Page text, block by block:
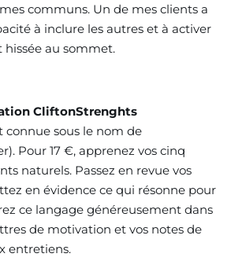
communs. Un de mes clients a
à inclure les autres et à activer
hissée au sommet.
CliftonStrenghts
connue sous le nom de
Pour 17 €, apprenez vos cinq
naturels. Passez en revue vos
en évidence ce qui résonne pour
ce langage généreusement dans
de motivation et vos notes de
entretiens.